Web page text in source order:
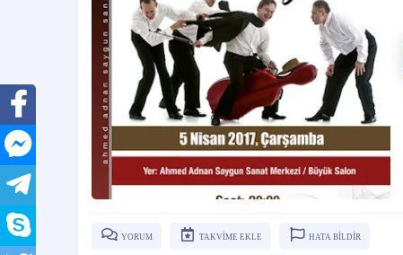
YORUM TAKVİME EKLE HATA BİLDİR